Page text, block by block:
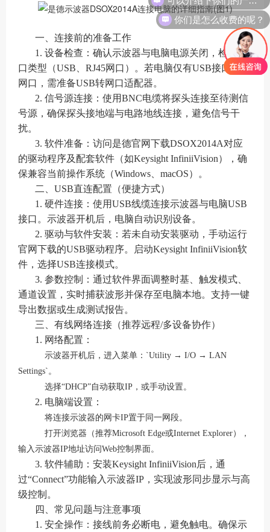
一、连接前的准备工作
1. 设备检查：确认示波器与电脑电源关闭，检查接
口类型（USB、RJ45网口）。若电脑仅有USB接口而无
网口，需准备USB转网口适配器。
2. 信号源连接：使用BNC电缆将探头连接至待测信
号源，确保探头接地端与电路地线连接，避免信号干
扰。
3. 软件准备：访问是德官网下载DSOX2014A对应
的驱动程序及配套软件（如Keysight InfiniiVision），确
保兼容当前操作系统（Windows、macOS）。
二、USB直连配置（便捷方式）
1. 硬件连接：使用USB线缆连接示波器与电脑USB
接口。示波器开机后，电脑自动识别设备。
2. 驱动与软件安装：若未自动安装驱动，手动运行
官网下载的USB驱动程序。启动Keysight InfiniiVision软
件，选择USB连接模式。
3. 参数控制：通过软件界面调整时基、触发模式、
通道设置，实时捕获波形并保存至电脑本地。支持一键
导出数据或生成测试报告。
三、有线网络连接（推荐远程/多设备协作）
1. 网络配置：
示波器开机后，进入菜单：`Utility → I/O → LAN
Settings`。
选择“DHCP”自动获取IP，或手动设置。
2. 电脑端设置：
将连接示波器的网卡IP置于同一网段。
打开浏览器（推荐Microsoft Edge或Internet Explorer），
输入示波器IP地址访问Web控制界面。
3. 软件辅助：安装Keysight InfiniiVision后，通
过“Connect”功能输入示波器IP，实现波形同步显示与高
级控制。
四、常见问题与注意事项
1. 安全操作：接线前务必断电，避免触电。确保示
你们是怎么收费的呢？